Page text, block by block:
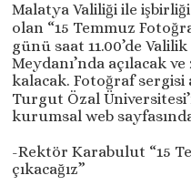
Malatya Valiliği ile
olan “15 Temmuz
günü saat 11.00’de
Meydanı’nda açılacak
kalacak. Fotoğraf sergisi
Turgut Özal
kurumsal web
-Rektör Karabulut “15
çıkacağız”